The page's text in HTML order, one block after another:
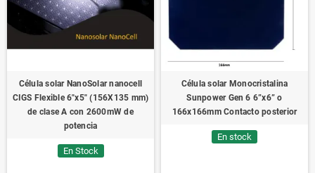
Célula solar NanoSolar nanocell
CIGS Flexible 6"x5" (156X135 mm)
de clase A con 2600mW de
potencia
En Stock
Célula solar Monocristalina
Sunpower Gen 6 6”x6” o
166x166mm Contacto posterior
En stock